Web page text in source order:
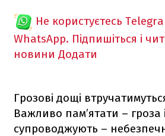
Не користуєтесь
WhatsApp. Підпишіться і
новини Додати
Грозові дощі
Важливо пам’ятати – гроза
супроводжують –